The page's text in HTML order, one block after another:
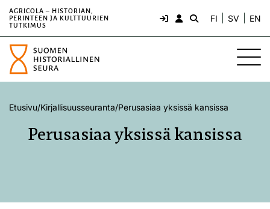
AGRICOLA – HISTORIAN,
PERINTEEN JA KULTTUURIEN
TUTKIMUS
FI SV EN
Etusivu/Kirjallisuusseuranta/Perusasiaa yksissä kansissa
Perusasiaa yksissä kansissa